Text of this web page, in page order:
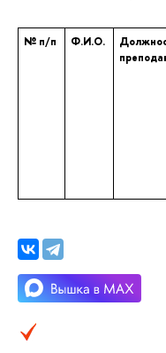
№ п/п Ф.И.О.